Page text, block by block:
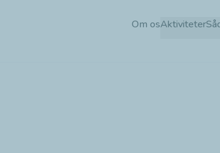
Om osAktiviteter